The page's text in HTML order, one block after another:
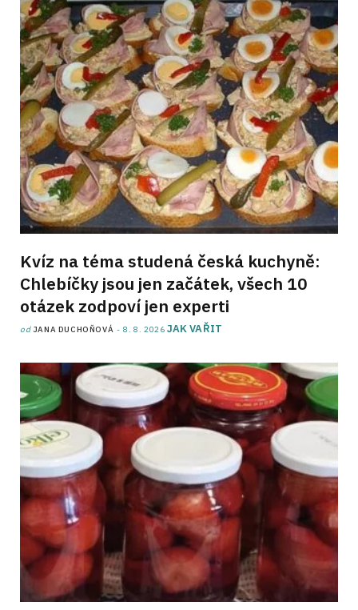
Kvíz na téma studená česká kuchyně:
Chlebíčky jsou jen začátek, všech 10
otázek zodpoví jen experti
od JANA DUCHOŇOVÁ 8. 8. 2026 JAK VAŘIT